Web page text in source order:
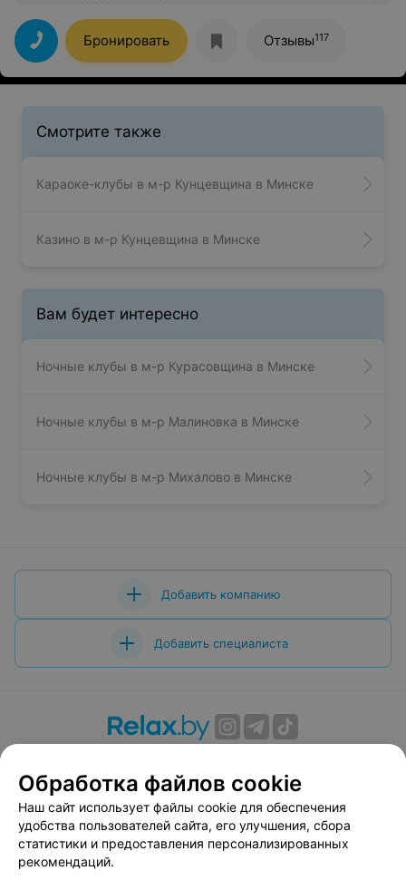
и снова 1 куплет. Даже танцевать не хочется.
Уборщицы приходят убирать разлитое на пол - через
минут 30. (наблюдали картину возле соседнего
столика).
Бронировать Отзывы117
Смотрите также
Караоке-клубы в м-р Кунцевщина в Минске
Казино в м-р Кунцевщина в Минске
Вам будет интересно
Ночные клубы в м-р Курасовщина в Минске
Ночные клубы в м-р Малиновка в Минске
Ночные клубы в м-р Михалово в Минске
Добавить компанию
Добавить специалиста
Вакансии
Публичный договор
Способы оплаты
Публичный договор по использованию сервиса
«Афиша»
Пользовательское соглашение
Обработка файлов cookie
Наш сайт использует файлы cookie для обеспечения
удобства пользователей сайта, его улучшения, сбора
статистики и предоставления персонализированных
рекомендаций.